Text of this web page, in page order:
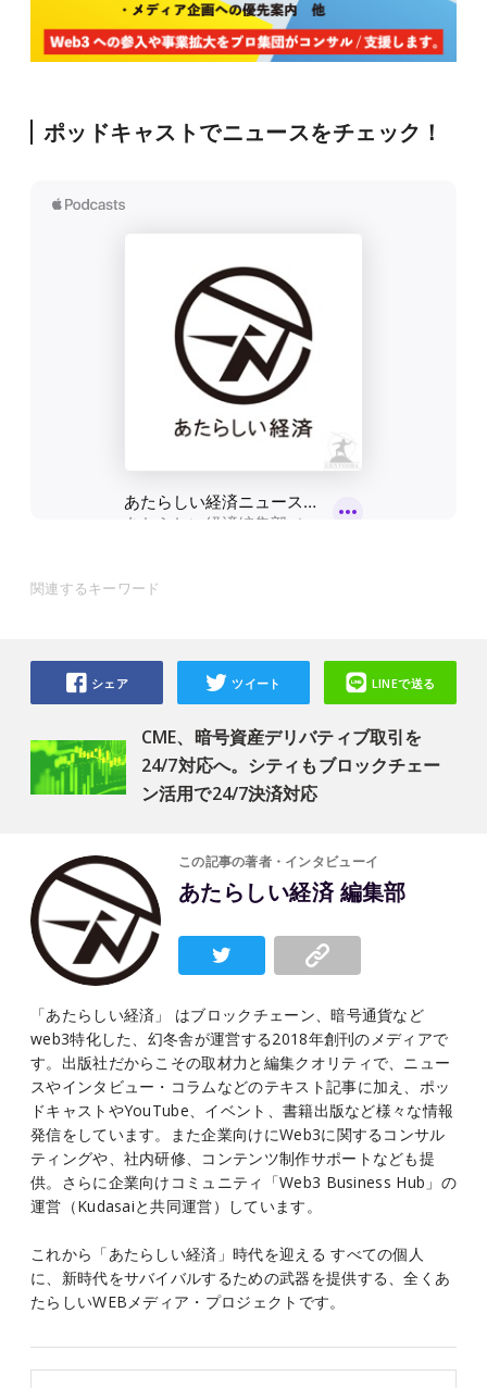
ポッドキャストでニュースをチェック！
関連するキーワード
CME、暗号資産デリバティブ取引を
24/7対応へ。シティもブロックチェー
ン活用で24/7決済対応
シェア ツイート LINEで送る
この記事の著者・インタビューイ
あたらしい経済 編集部
「あたらしい経済」 はブロックチェーン、暗号通貨など
web3特化した、幻冬舎が運営する2018年創刊のメディアで
す。出版社だからこその取材力と編集クオリティで、ニュー
スやインタビュー・コラムなどのテキスト記事に加え、ポッ
ドキャストやYouTube、イベント、書籍出版など様々な情報
発信をしています。また企業向けにWeb3に関するコンサル
ティングや、社内研修、コンテンツ制作サポートなども提
供。さらに企業向けコミュニティ「Web3 Business Hub」の
運営（Kudasaiと共同運営）しています。
これから「あたらしい経済」時代を迎える すべての個人
に、新時代をサバイバルするための武器を提供する、全くあ
たらしいWEBメディア・プロジェクトです。